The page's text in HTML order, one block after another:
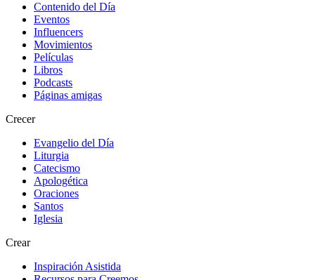
Contenido del Día
Eventos
Influencers
Movimientos
Películas
Libros
Podcasts
Páginas amigas
Crecer
Evangelio del Día
Liturgia
Catecismo
Apologética
Oraciones
Santos
Iglesia
Crear
Inspiración Asistida